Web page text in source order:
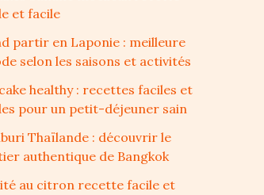
et facile
partir en Laponie : meilleure
selon les saisons et activités
healthy : recettes faciles et
pour un petit-déjeuner sain
Thaïlande : découvrir le
authentique de Bangkok
au citron recette facile et